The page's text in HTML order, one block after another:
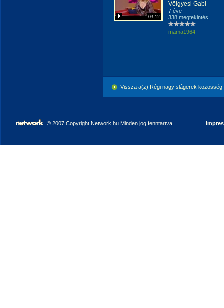
03:12
Völgyesi Gabi
7 éve
338 megtekintés
mama1964
Vissza a(z) Régi nagy slágerek
© 2007 Copyright Network.hu Minden jog fenntartva.